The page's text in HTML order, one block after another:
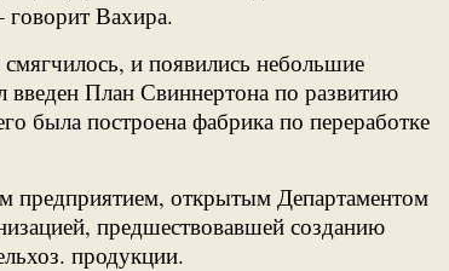
Вахира.
и появились небольшие
введен План Свиннертона по развитию
была построена фабрика по переработке
предприятием, открытым Департаментом
предшествовавшей созданию
продукции.